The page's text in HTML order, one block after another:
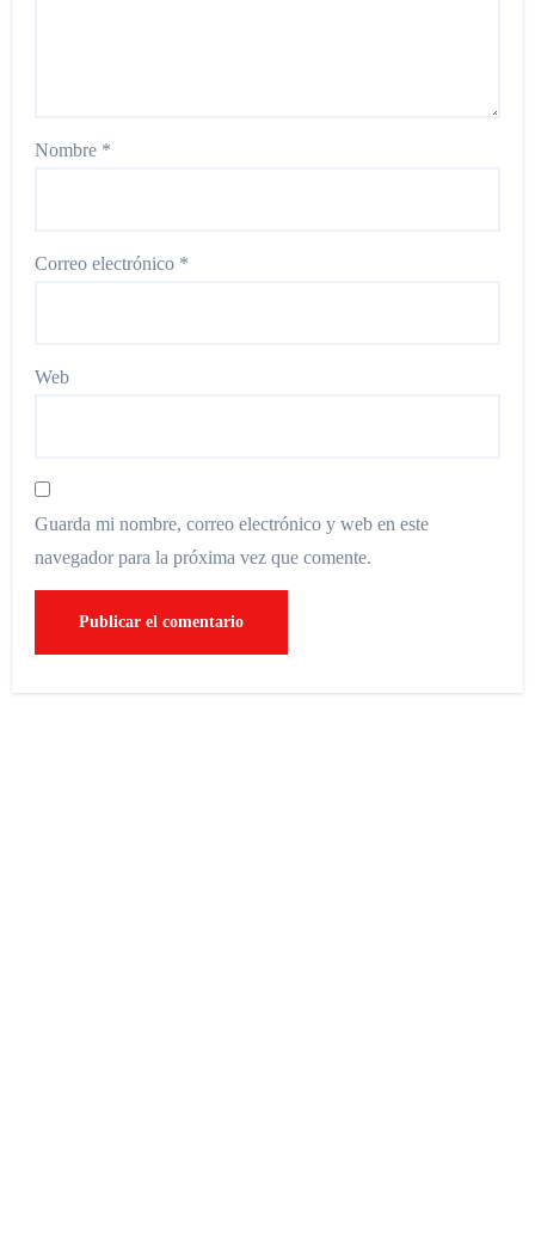
Nombre *
Correo electrónico *
Web
Guarda mi nombre, correo electrónico y web en este
navegador para la próxima vez que comente.